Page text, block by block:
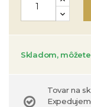
Skladom,
Tovar na